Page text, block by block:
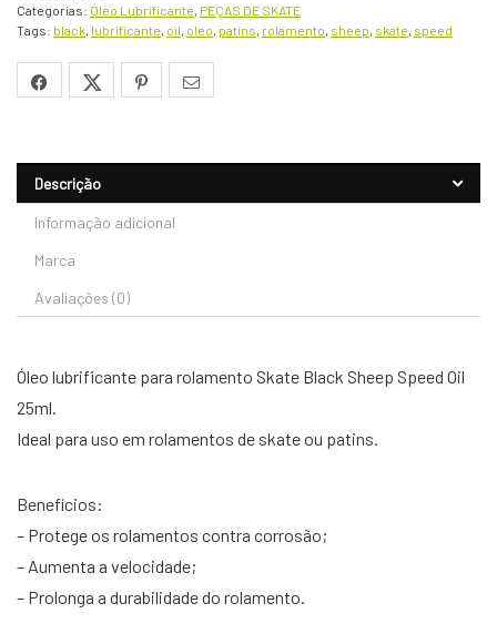
Categorias: Óleo Lubrificante, PEÇAS DE SKATE
Tags: black, lubrificante, oil, oleo, patins, rolamento, sheep, skate, speed
Descrição
Informação adicional
Marca
Avaliações (0)
Óleo lubrificante para rolamento Skate Black Sheep Speed Oil
25ml.
Ideal para uso em rolamentos de skate ou patins.
Benefícios:
– Protege os rolamentos contra corrosão;
– Aumenta a velocidade;
– Prolonga a durabilidade do rolamento.